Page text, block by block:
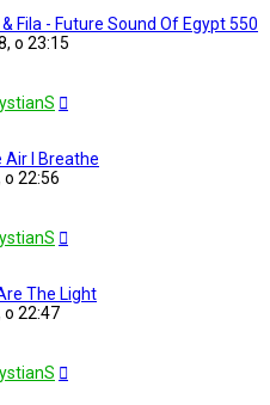
Fila - Future Sound Of Egypt 550
o 23:15
Air I Breathe
o 22:56
The Light
o 22:47